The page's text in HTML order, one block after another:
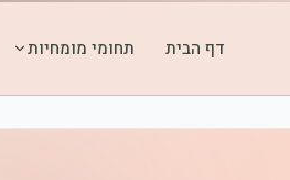
דף הבית תחומי מומחיות